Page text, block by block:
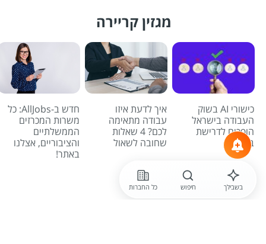
מגזין קריירה
כישורי AI בשוק
העבודה בישראל
הופכים לדרישת
בסיס
איך לדעת איזו
עבודה מתאימה
לכם? 4 שאלות
שחובה לשאול
חדש ב-AllJobs: כל
משרות המכרזים
הממשלתיים
והציבוריים, אצלנו
באתר!
לכל הכתבות
בשבילך חיפוש כל החברות